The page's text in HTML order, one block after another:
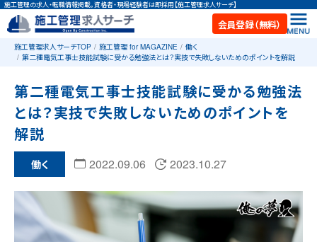
施工管理の求人・転職情報掲載。資格者・現場経験者は即採用【施工管理求人サーチ】
会員登録（無料）
施工管理求人サーチTOP 施工管理 for MAGAZINE
働く
第二種電気工事士技能試験に受かる勉強法とは？実技で失敗しないためのポイントを解説
第二種電気工事士技能試験に受かる勉強法
とは？実技で失敗しないためのポイントを
解説
働く 2022.09.06 2023.10.27